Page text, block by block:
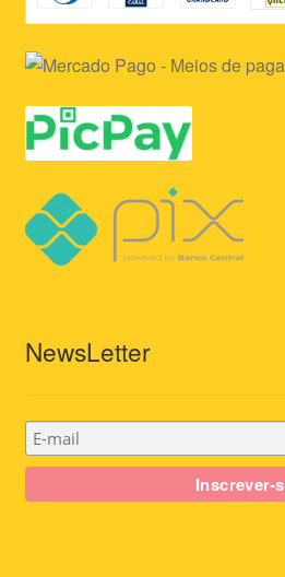
NewsLetter